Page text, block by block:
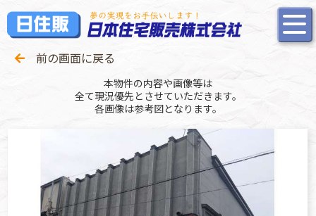
前の画面に戻る
本物件の内容や画像等は
全て現況優先とさせていただきます。
各画像は参考図となります。